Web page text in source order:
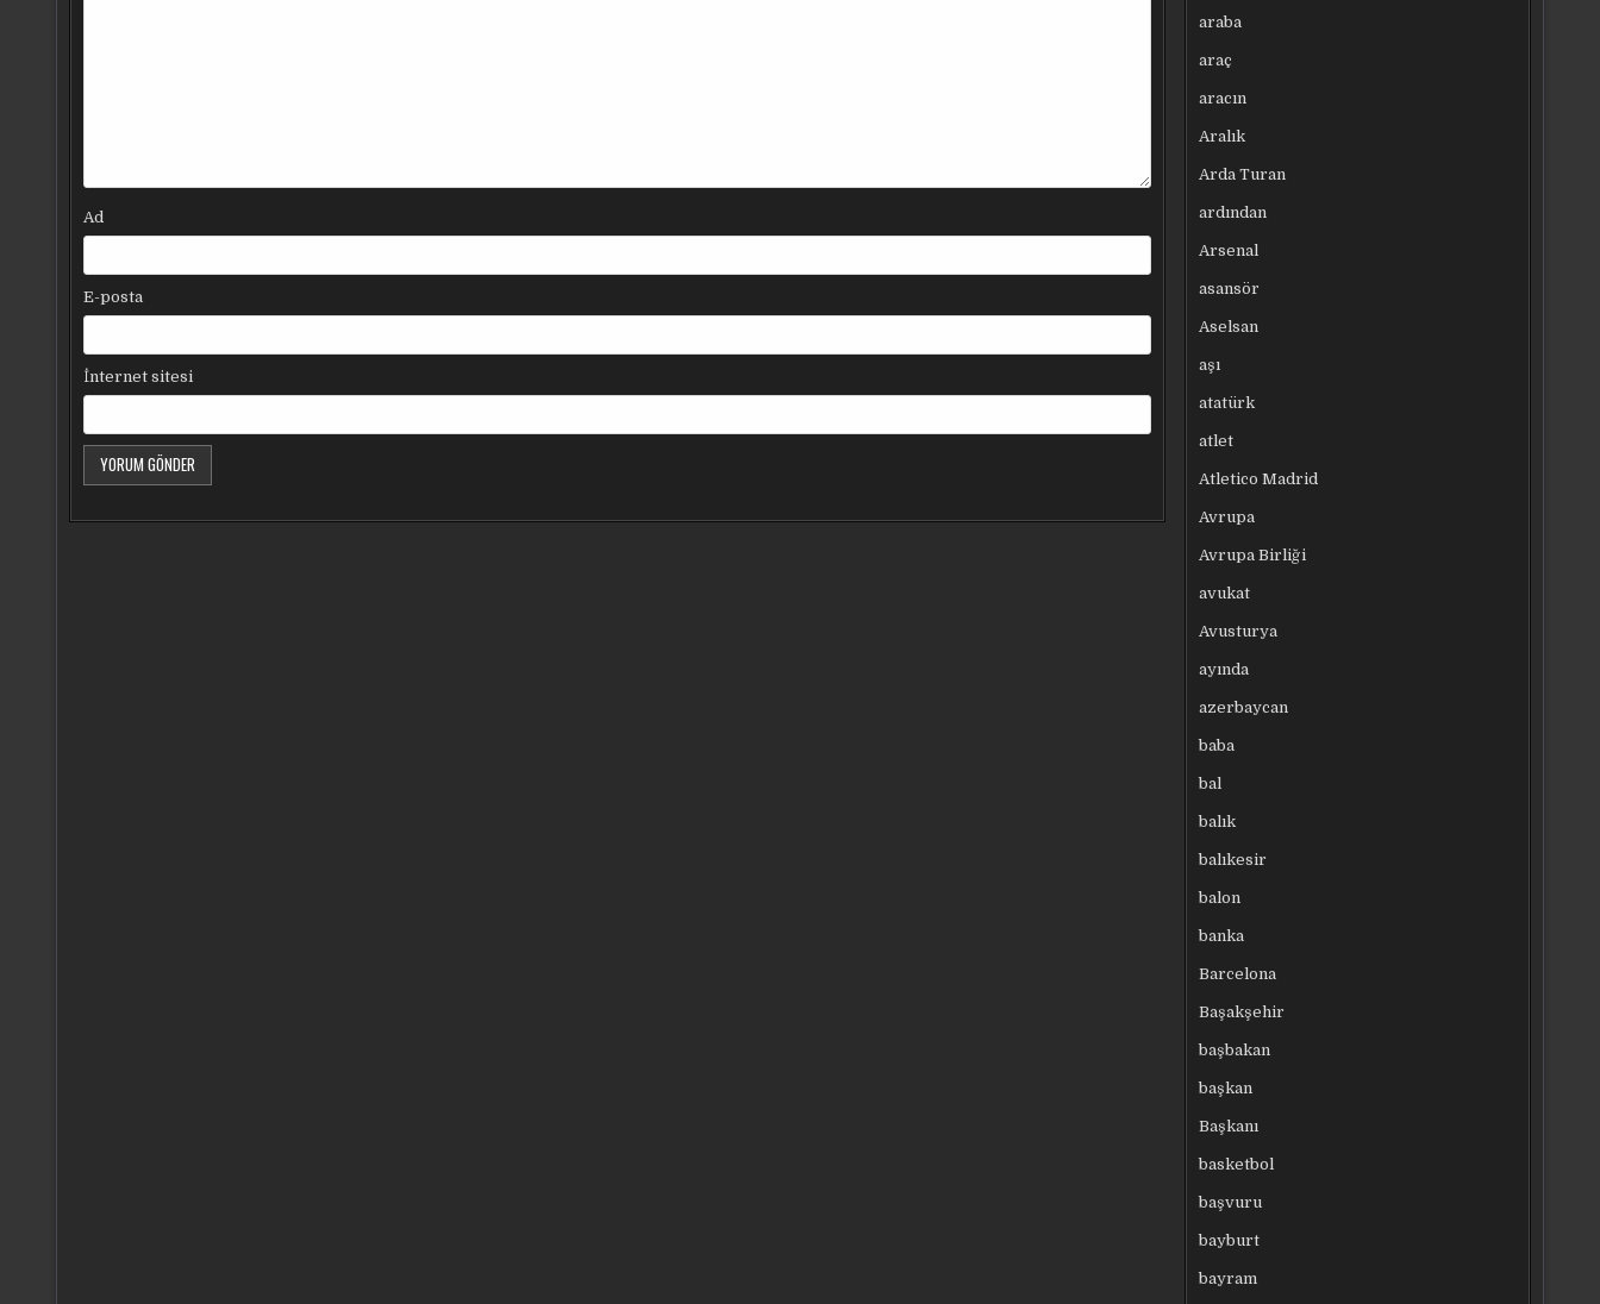
Ad
E-posta
İnternet sitesi
araba
araç
aracın
Aralık
Arda Turan
ardından
Arsenal
asansör
Aselsan
aşı
atatürk
atlet
Atletico Madrid
Avrupa
Avrupa Birliği
avukat
Avusturya
ayında
azerbaycan
baba
bal
balık
balıkesir
balon
banka
Barcelona
Başakşehir
başbakan
başkan
Başkanı
basketbol
başvuru
bayburt
bayram